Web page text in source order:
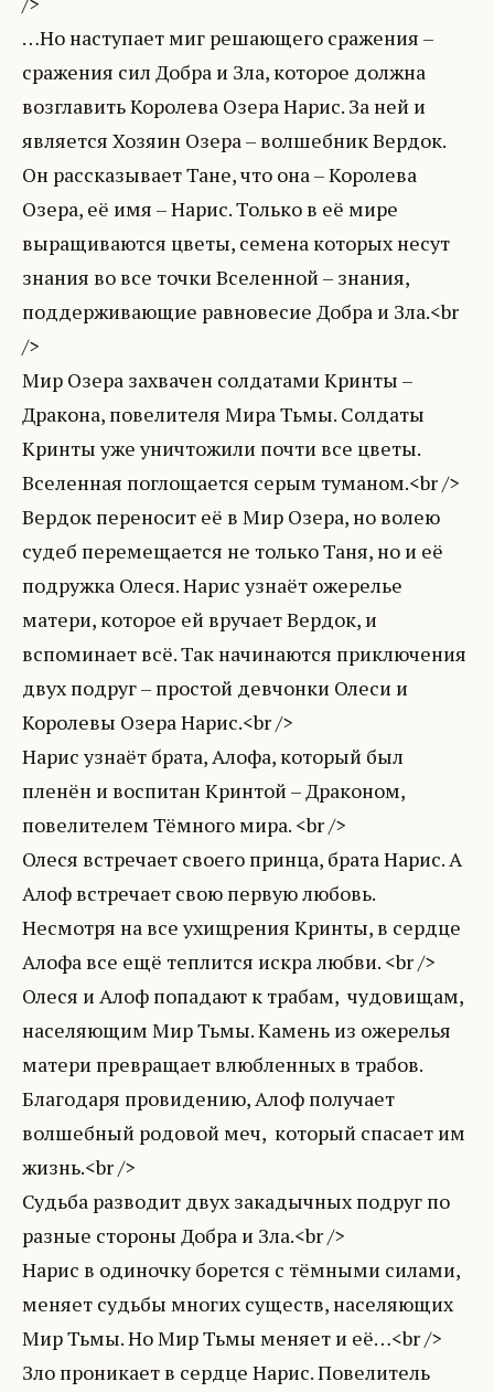
…Но наступает миг решающего сражения –
сражения сил Добра и Зла, которое должна
возглавить Королева Озера Нарис. За ней и
является Хозяин Озера – волшебник Вердок.
Он рассказывает Тане, что она – Королева
Озера, её имя – Нарис. Только в её мире
выращиваются цветы, семена которых несут
знания во все точки Вселенной – знания,
поддерживающие равновесие Добра и Зла.<br
/>
Мир Озера захвачен солдатами Кринты –
Дракона, повелителя Мира Тьмы. Солдаты
Кринты уже уничтожили почти все цветы.
Вселенная поглощается серым туманом.<br />
Вердок переносит её в Мир Озера, но волею
судеб перемещается не только Таня, но и её
подружка Олеся. Нарис узнаёт ожерелье
матери, которое ей вручает Вердок, и
вспоминает всё. Так начинаются приключения
двух подруг – простой девчонки Олеси и
Королевы Озера Нарис.<br />
Нарис узнаёт брата, Алофа, который был
пленён и воспитан Кринтой – Драконом,
повелителем Тёмного мира. <br />
Олеся встречает своего принца, брата Нарис. А
Алоф встречает свою первую любовь.
Несмотря на все ухищрения Кринты, в сердце
Алофа все ещё теплится искра любви. <br />
Олеся и Алоф попадают к трабам, чудовищам,
населяющим Мир Тьмы. Камень из ожерелья
матери превращает влюбленных в трабов.
Благодаря провидению, Алоф получает
волшебный родовой меч, который спасает им
жизнь.<br />
Судьба разводит двух закадычных подруг по
разные стороны Добра и Зла.<br />
Нарис в одиночку борется с тёмными силами,
меняет судьбы многих существ, населяющих
Мир Тьмы. Но Мир Тьмы меняет и её…<br />
Зло проникает в сердце Нарис. Повелитель